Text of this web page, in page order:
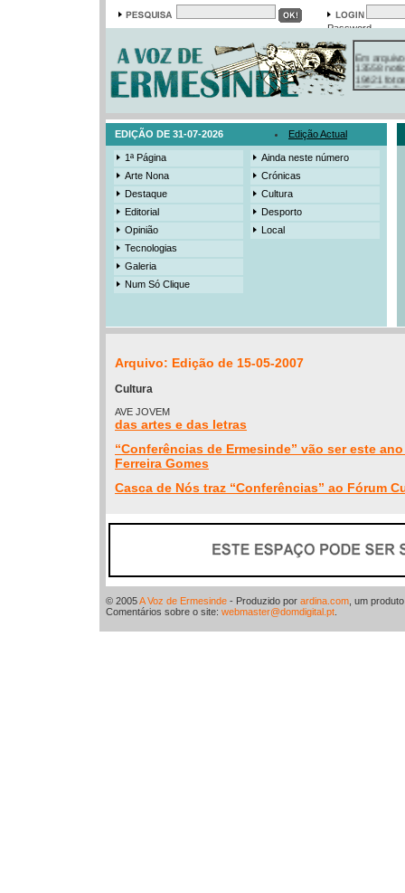
Password
Em arquivo
13558
19421
385
EDIÇÃO DE 31-07-2026 Edição Actual
1ª Página
Arte Nona
Destaque
Editorial
Opinião
Tecnologias
Galeria
Num Só Clique
Ainda neste número
Crónicas
Cultura
Desporto
Local
Arquivo: Edição de 15-05-2007
Cultura
AVE JOVEM
das artes e das letras
“Conferências de Ermesinde” vão ser este
Ferreira Gomes
Casca de Nós traz “Conferências” ao Fórum
© 2005A Voz de Ermesinde - Produzido por ardina.com , um
Comentários sobre o site: webmaster@domdigital.pt